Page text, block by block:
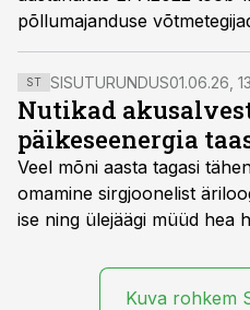
põllumajanduse
on registreerimine näituse
seminaridele ja
ST SISUTURUNDUS01.06.26,
Nutikad
päikeseenergia
Veel mõni aasta tagasi
omamine sirgjoonelist
ise ning ülejäägi müüd hea
tootmisvõimsusi on
päikeselistel tundidel tekib
Kuva rohkem